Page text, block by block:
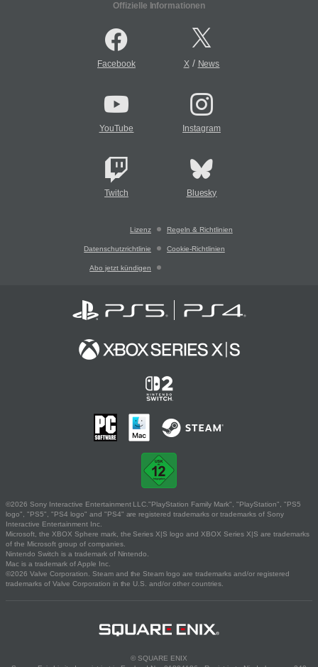
Offizielle Informationen
Facebook X/ News
YouTube Instagram
Twitch Bluesky
Lizenz Regeln & Richtlinien
Datenschutzrichtlinie Cookie-Richtlinien
Abo jetzt kündigen
©2026 Sony Interactive Entertainment LLC."PlayStation Family Mark", "PlayStation", "PS5
logo", "PS5", "PS4 logo" and "PS4" are registered trademarks or trademarks of Sony
Interactive Entertainment Inc.
Microsoft, the XBOX Sphere mark, the Series X|S logo and XBOX Series X|S are trademarks
of the Microsoft group of companies.
Nintendo Switch is a trademark of Nintendo.
Mac is a trademark of Apple Inc.
©2026 Valve Corporation. Steam and the Steam logo are trademarks and/or registered
trademarks of Valve Corporation in the U.S. and/or other countries.
© SQUARE ENIX